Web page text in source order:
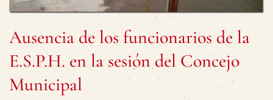
Ausencia de los funcionarios de la
E.S.P.H. en la sesión del Concejo
Municipal